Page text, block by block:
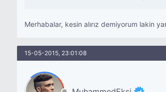
Merhabalar, kesin alırız demiyorum lakin
15-05-2015, 23:01:08